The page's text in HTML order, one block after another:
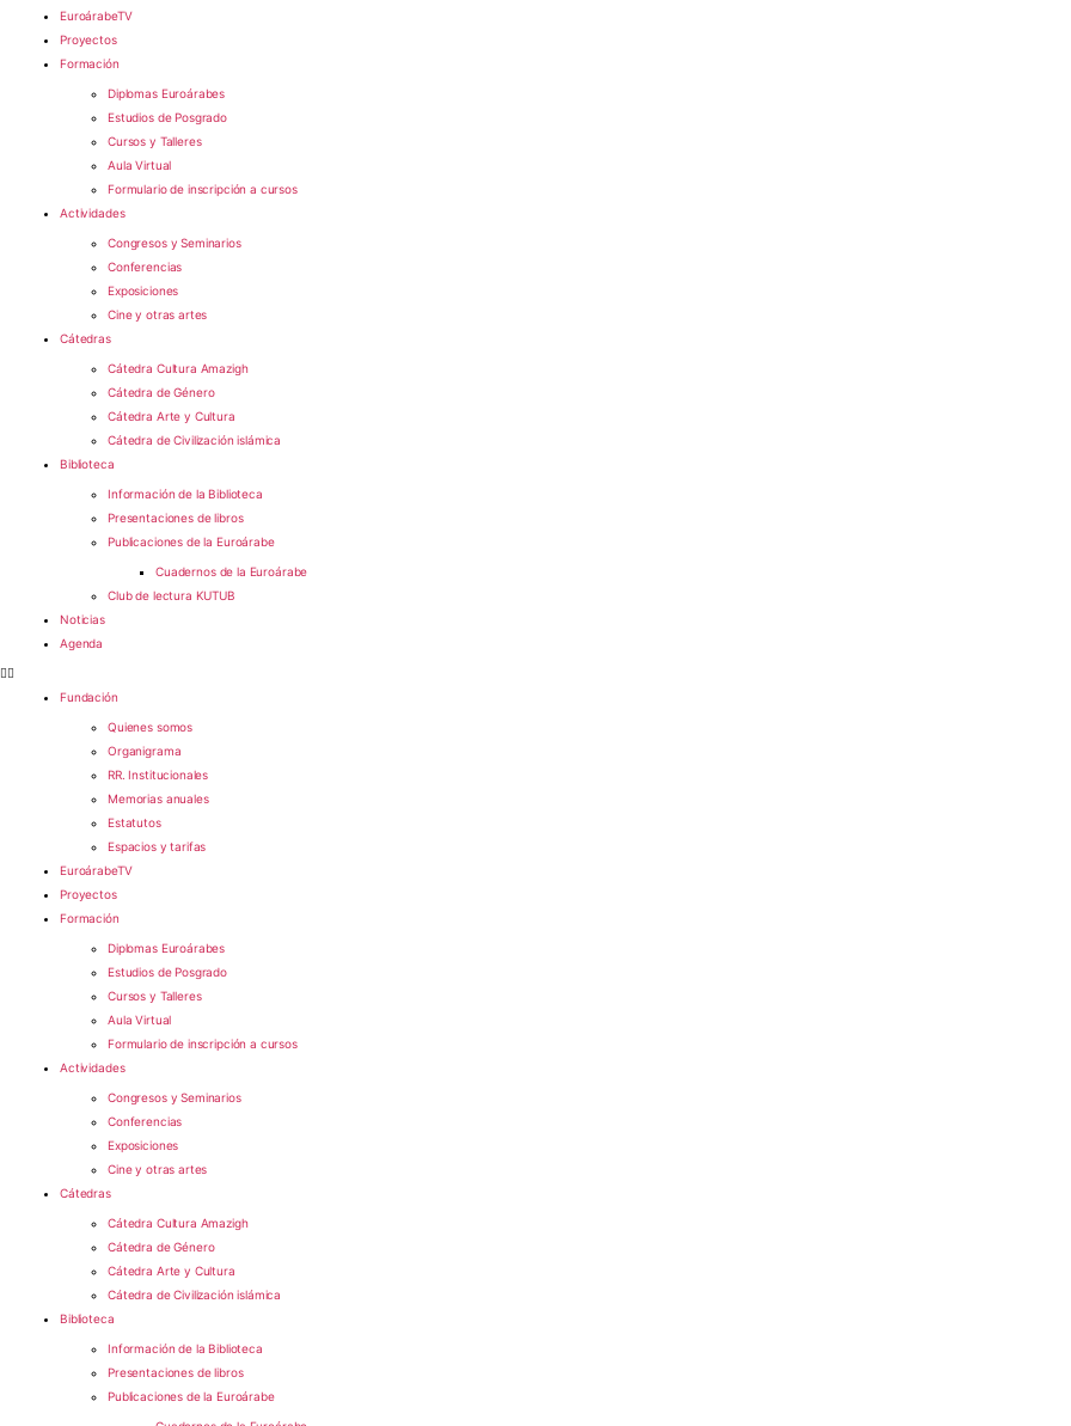
EuroárabeTV
Proyectos
Formación
Diplomas Euroárabes
Estudios de Posgrado
Cursos y Talleres
Aula Virtual
Formulario de inscripción a cursos
Actividades
Congresos y Seminarios
Conferencias
Exposiciones
Cine y otras artes
Cátedras
Cátedra Cultura Amazigh
Cátedra de Género
Cátedra Arte y Cultura
Cátedra de Civilización islámica
Biblioteca
Información de la Biblioteca
Presentaciones de libros
Publicaciones de la Euroárabe
Cuadernos de la Euroárabe
Club de lectura KUTUB
Noticias
Agenda
Fundación
Quienes somos
Organigrama
RR. Institucionales
Memorias anuales
Estatutos
Espacios y tarifas
EuroárabeTV
Proyectos
Formación
Diplomas Euroárabes
Estudios de Posgrado
Cursos y Talleres
Aula Virtual
Formulario de inscripción a cursos
Actividades
Congresos y Seminarios
Conferencias
Exposiciones
Cine y otras artes
Cátedras
Cátedra Cultura Amazigh
Cátedra de Género
Cátedra Arte y Cultura
Cátedra de Civilización islámica
Biblioteca
Información de la Biblioteca
Presentaciones de libros
Publicaciones de la Euroárabe